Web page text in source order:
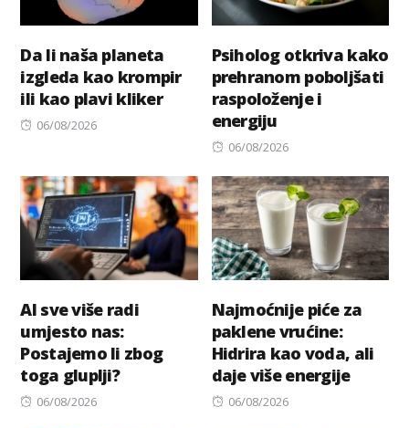
Da li naša planeta
izgleda kao krompir
ili kao plavi kliker
Posted
06/08/2026
Psiholog otkriva kako
prehranom poboljšati
raspoloženje i
energiju
Posted
06/08/2026
AI sve više radi
umjesto nas:
Postajemo li zbog
toga gluplji?
Posted
06/08/2026
Najmoćnije piće za
paklene vrućine:
Hidrira kao voda, ali
daje više energije
Posted
06/08/2026